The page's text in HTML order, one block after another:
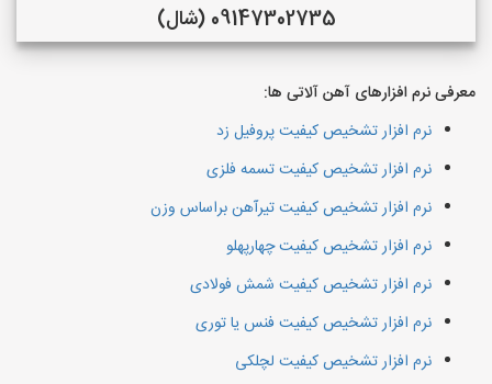
09147302735 (شال)
معرفی نرم افزارهای آهن آلاتی ها:
نرم افزار تشخیص کیفیت پروفیل زد
نرم افزار تشخیص کیفیت تسمه فلزی
نرم افزار تشخیص کیفیت تیرآهن براساس وزن
نرم افزار تشخیص کیفیت چهارپهلو
نرم افزار تشخیص کیفیت شمش فولادی
نرم افزار تشخیص کیفیت فنس یا توری
نرم افزار تشخیص کیفیت لچلکی